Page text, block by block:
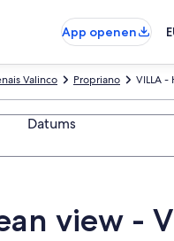
App openen
VILLA
Propriano
Valinco
Datums
view -